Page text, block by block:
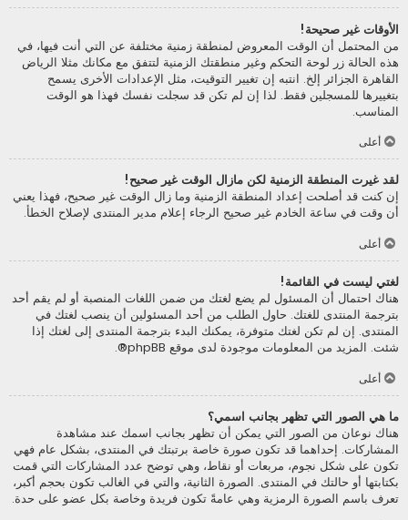
الأوقات غير صحيحة!
من المحتمل أن الوقت المعروض لمنطقة زمنية مختلفة عن التي أنت فيها، في
هذه الحالة زر لوحة التحكم وغير منطقتك الزمنية لتتفق مع مكانك مثلا الرياض
القاهرة الجزائر إلخ. انتبه إن تغيير التوقيت، مثل الإعدادات الأخرى يسمح
بتغييرها للمسجلين فقط. لذا إن لم تكن قد سجلت نفسك فهذا هو الوقت
المناسب.
أعلى
لقد غيرت المنطقة الزمنية لكن مازال الوقت غير صحيح!
إن كنت قد أصلحت إعداد المنطقة الزمنية وما زال الوقت غير صحيح، فهذا يعني
أن وقت في ساعة الخادم غير صحيح الرجاء إعلام مدير المنتدى لإصلاح الخطأ.
أعلى
لغتي ليست في القائمة!
هناك احتمال أن المسئول لم يضع لغتك من ضمن اللغات المنصبة أو لم يقم أحد
بترجمة المنتدى للغتك. حاول الطلب من أحد المسئولين أن ينصب لغتك في
المنتدى. إن لم تكن لغتك متوفرة، يمكنك البدء بترجمة المنتدى إلى لغتك إذا
شئت. المزيد من المعلومات موجودة لدى موقع phpBB
®.
أعلى
ما هي الصور التي تظهر بجانب اسمي؟
هناك نوعان من الصور التي يمكن أن تظهر بجانب اسمك عند مشاهدة
المشاركات. إحداهما قد تكون صورة خاصة برتبتك في المنتدى، بشكل عام فهي
تكون على شكل نجوم، مربعات أو نقاط، وهي توضح عدد المشاركات التي قمت
بكتابتها أو حالتك في المنتدى. الصورة الثانية، والتي في الغالب تكون بحجم أكبر،
تعرف باسم الصورة الرمزية وهي عامةً تكون فريدة وخاصة بكل عضو على حدة.